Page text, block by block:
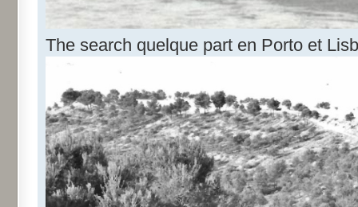
The search quelque part en Porto et